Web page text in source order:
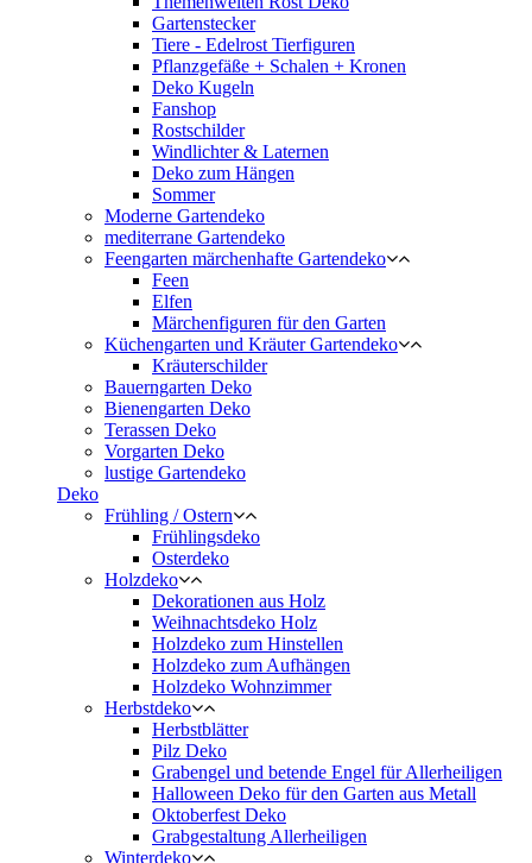
Gartenstecker
Tiere - Edelrost Tierfiguren
Pflanzgefäße + Schalen + Kronen
Deko Kugeln
Fanshop
Rostschilder
Windlichter & Laternen
Deko zum Hängen
Sommer
Moderne Gartendeko
mediterrane Gartendeko
Feengarten märchenhafte Gartendeko
Feen
Elfen
Märchenfiguren für den Garten
Küchengarten und Kräuter Gartendeko
Kräuterschilder
Bauerngarten Deko
Bienengarten Deko
Terassen Deko
Vorgarten Deko
lustige Gartendeko
Deko
Frühling / Ostern
Frühlingsdeko
Osterdeko
Holzdeko
Dekorationen aus Holz
Weihnachtsdeko Holz
Holzdeko zum Hinstellen
Holzdeko zum Aufhängen
Holzdeko Wohnzimmer
Herbstdeko
Herbstblätter
Pilz Deko
Grabengel und betende Engel für Allerheiligen
Halloween Deko für den Garten aus Metall
Oktoberfest Deko
Grabgestaltung Allerheiligen
Winterdeko